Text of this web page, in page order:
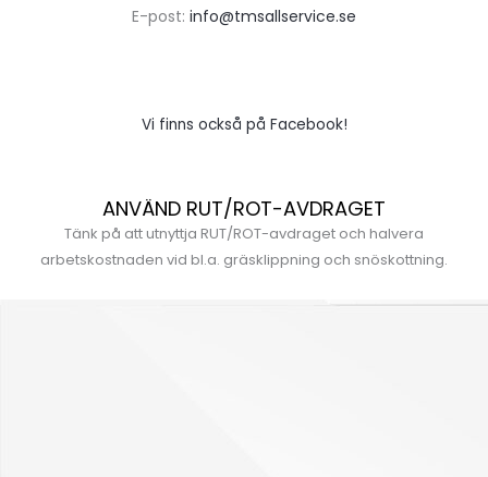
E-post: info@tmsallservice.se
Vi finns också på Facebook!
ANVÄND RUT/ROT-AVDRAGET
Tänk på att utnyttja RUT/ROT-avdraget och halvera
arbetskostnaden vid bl.a. gräsklippning och snöskottning.